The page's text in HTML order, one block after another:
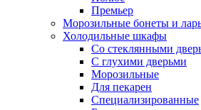
Премьер
Морозильные бонеты и
Холодильные шкафы
Со стеклянными
С глухими дверьми
Морозильные
Для пекарен
Специализированные